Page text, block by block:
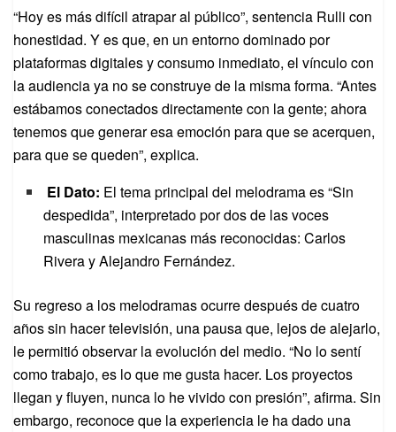
“Hoy es más difícil atrapar al público”, sentencia Rulli con
honestidad. Y es que, en un entorno dominado por
plataformas digitales y consumo inmediato, el vínculo con
la audiencia ya no se construye de la misma forma. “Antes
estábamos conectados directamente con la gente; ahora
tenemos que generar esa emoción para que se acerquen,
para que se queden”, explica.
El Dato: El tema principal del melodrama es “Sin
despedida”, interpretado por dos de las voces
masculinas mexicanas más reconocidas: Carlos
Rivera y Alejandro Fernández.
Su regreso a los melodramas ocurre después de cuatro
años sin hacer televisión, una pausa que, lejos de alejarlo,
le permitió observar la evolución del medio. “No lo sentí
como trabajo, es lo que me gusta hacer. Los proyectos
llegan y fluyen, nunca lo he vivido con presión”, afirma. Sin
embargo, reconoce que la experiencia le ha dado una